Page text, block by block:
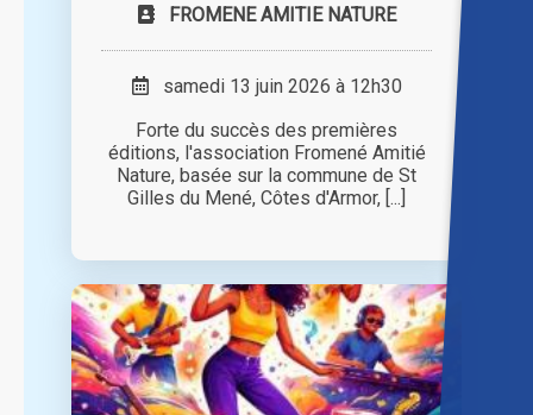
FROMENE AMITIE NATURE
samedi 13 juin 2026 à 12h30
Forte du succès des premières
éditions, l'association Fromené Amitié
Nature, basée sur la commune de St
Gilles du Mené, Côtes d'Armor, [...]